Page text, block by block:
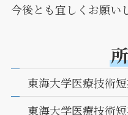
今後とも宜しくお願い
東海大学医療技術
東海大学医療技術